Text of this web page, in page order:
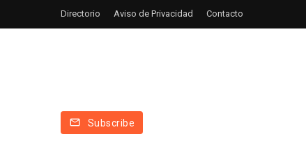
Directorio Aviso de Privacidad Contacto
Subscribe